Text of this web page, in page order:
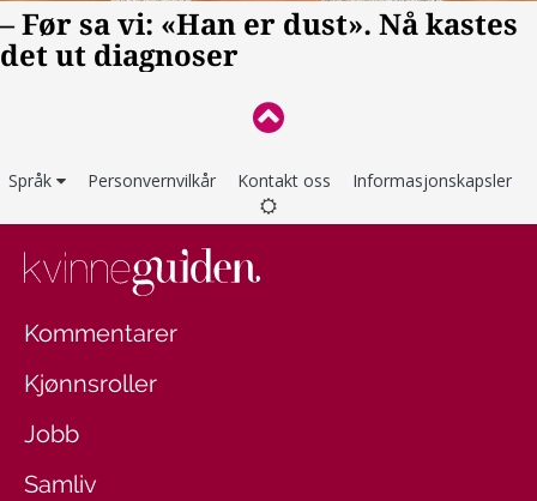
Språk Personvernvilkår Kontakt oss Informasjonskapsler
Kommentarer
Kjønnsroller
Jobb
Samliv